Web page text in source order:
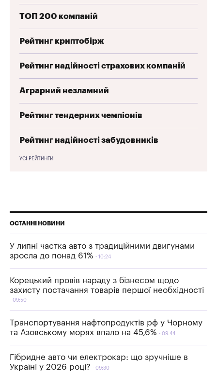
ТОП 200 компаній
Рейтинг криптобірж
Рейтинг надійності страхових компаній
Аграрний незламний
Рейтинг тендерних чемпіонів
Рейтинг надійності забудовників
УСІ РЕЙТИНГИ
ОСТАННІ НОВИНИ
У липні частка авто з традиційними двигунами
зросла до понад 61%
10:24
Корецький провів нараду з бізнесом щодо
захисту постачання товарів першої необхідності
09:50
Транспортування нафтопродуктів рф у Чорному
та Азовському морях впало на 45,6%
09:44
Гібридне авто чи електрокар: що зручніше в
Україні у 2026 році?
09:30